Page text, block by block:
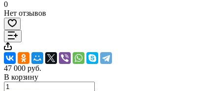
0
Нет отзывов
47 000 руб.
В корзину